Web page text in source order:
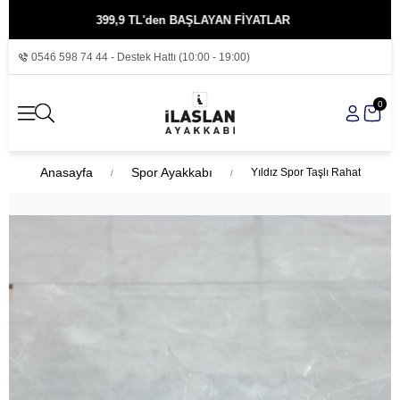
399,9 TL'den BAŞLAYAN FİYATLAR
0546 598 74 44 - Destek Hattı (10:00 - 19:00)
0
Anasayfa Spor Ayakkabı Yıldız Spor Taşlı Rahat